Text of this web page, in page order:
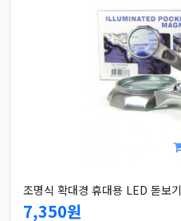
조명식 확대경 휴대용 LED 돋보기
7,350원